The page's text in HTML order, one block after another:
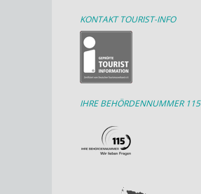
KONTAKT TOURIST-INFO
IHRE BEHÖRDENNUMMER 115